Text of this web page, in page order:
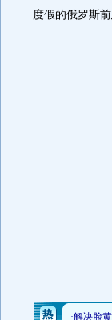
度假的俄罗斯